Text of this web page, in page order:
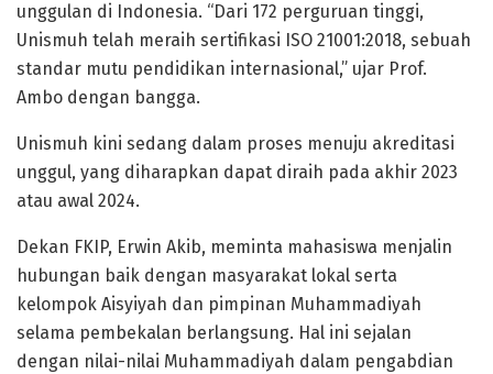
unggulan di Indonesia. “Dari 172 perguruan tinggi,
Unismuh telah meraih sertifikasi ISO 21001:2018, sebuah
standar mutu pendidikan internasional,” ujar Prof.
Ambo dengan bangga.
Unismuh kini sedang dalam proses menuju akreditasi
unggul, yang diharapkan dapat diraih pada akhir 2023
atau awal 2024.
Dekan FKIP, Erwin Akib, meminta mahasiswa menjalin
hubungan baik dengan masyarakat lokal serta
kelompok Aisyiyah dan pimpinan Muhammadiyah
selama pembekalan berlangsung. Hal ini sejalan
dengan nilai-nilai Muhammadiyah dalam pengabdian